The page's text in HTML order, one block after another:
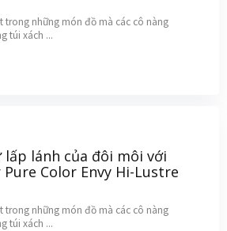
trong những món đồ mà các cô nàng
túi xách ...
lấp lánh của đôi môi với
Pure Color Envy Hi-Lustre
trong những món đồ mà các cô nàng
túi xách ...